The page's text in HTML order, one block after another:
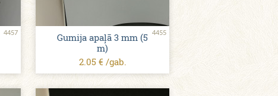
4457 4455
Gumija apaļā 3 mm (5
m)
2.05 € /gab.